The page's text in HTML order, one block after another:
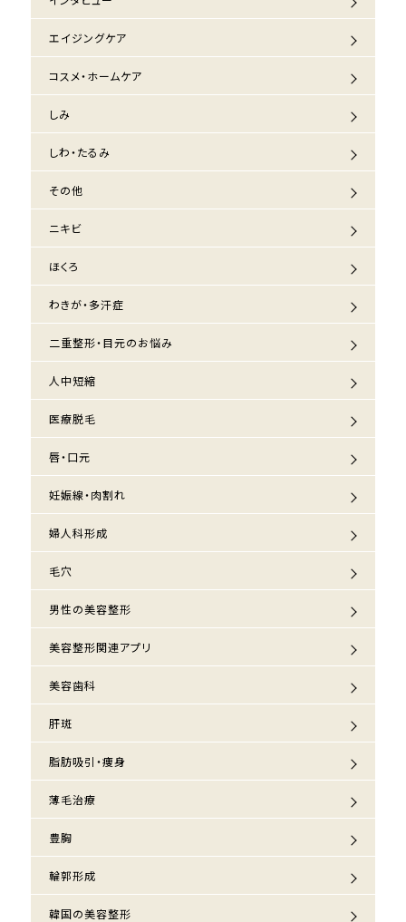
エイジングケア
コスメ・ホームケア
しみ
しわ・たるみ
その他
ニキビ
ほくろ
わきが・多汗症
二重整形・目元のお悩み
人中短縮
医療脱毛
唇・口元
妊娠線・肉割れ
婦人科形成
毛穴
男性の美容整形
美容整形関連アプリ
美容歯科
肝斑
脂肪吸引・痩身
薄毛治療
豊胸
輪郭形成
韓国の美容整形